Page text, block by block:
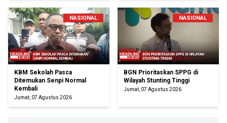
NASIONAL
KBM Sekolah Pasca
Ditemukan Senpi Normal
Kembali
Jumat, 07 Agustus 2026
NASIONAL
BGN Prioritaskan SPPG di
Wilayah Stunting Tinggi
Jumat, 07 Agustus 2026